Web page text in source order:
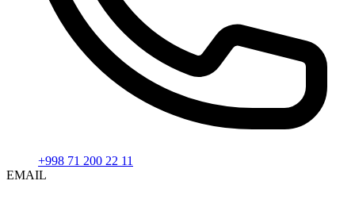
+998 71 200 22 11
EMAIL